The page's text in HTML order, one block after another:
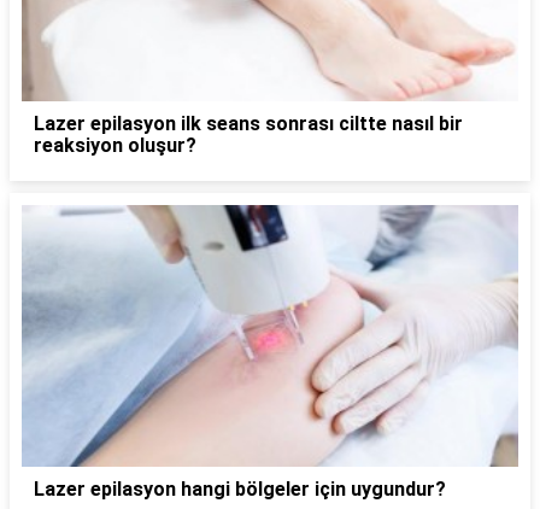
Lazer epilasyon ilk seans sonrası ciltte nasıl bir
reaksiyon oluşur?
Lazer epilasyon hangi bölgeler için uygundur?